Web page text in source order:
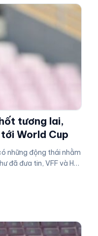
tương lai,
tới World Cup
những động thái nhằm
đã đưa tin, VFF và HLV